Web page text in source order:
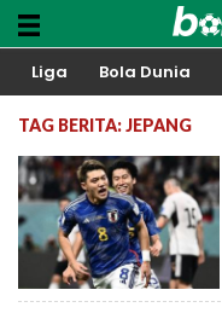
Liga Bola Dunia
TAG BERITA: JEPANG